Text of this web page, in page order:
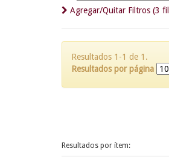
Agregar/Quitar Filtros (3
Resultados 1-1 de 1.
Resultados por página
Resultados por ítem: